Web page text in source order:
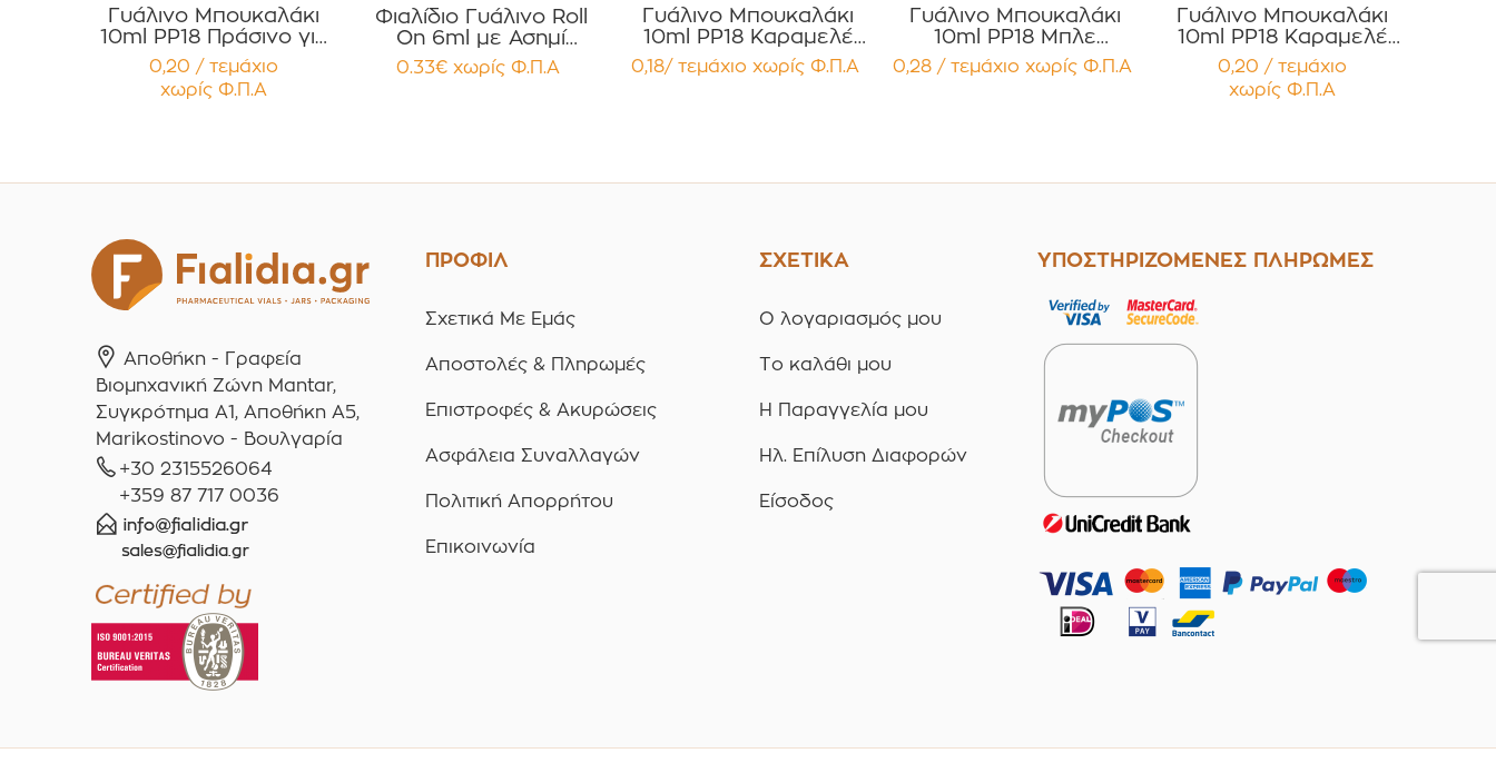
Γυάλινο Μπουκαλάκι
10ml PP18 Πράσινο για
Αιθέρια Έλαια, Βάμματα
Συσκευασία 12
τεμαχίων
0,20 / τεμάχιο
χωρίς Φ.Π.Α
Φιαλίδιο Γυάλινο Roll
On 6ml με Ασημί
Καπάκι Αλουμινίου
συσκευασία 12
0.33€ χωρίς Φ.Π.Α
Γυάλινο Μπουκαλάκι
10ml PP18 Καραμελέ
για Αιθέρια Έλαια ,
Βάμματα , Αρώματα
0,18/ τεμάχιο χωρίς Φ.Π.Α
Γυάλινο Μπουκαλάκι
10ml PP18 Μπλε
Κοβαλτίου για Αιθέρια
Έλαια , Βάμματα ,
0,28 / τεμάχιο χωρίς Φ.Π.Α
Γυάλινο Μπουκαλάκι
10ml PP18 Καραμελέ
Τετράγωνο για Αιθέρια
Έλαια Συσκευασία 12
τεμαχίων
0,20 / τεμάχιο
χωρίς Φ.Π.Α
Αποθήκη - Γραφεία
Βιομηχανική Ζώνη Mantar,
Συγκρότημα A1, Αποθήκη Α5,
Marikostinovo - Βουλγαρία
+30 2315526064
+359 87 717 0036
ΠΡΟΦΙΛ
Σχετικά Με Εμάς
Αποστολές & Πληρωμές
Επιστροφές & Ακυρώσεις
Ασφάλεια Συναλλαγών
Πολιτική Απορρήτου
Επικοινωνία
ΣΧΕΤΙΚΑ
Ο λογαριασμός μου
Το καλάθι μου
Η Παραγγελία μου
Ηλ. Επίλυση Διαφορών
Είσοδος
ΥΠΟΣΤΗΡΙΖΟΜΕΝΕΣ ΠΛΗΡΩΜΕΣ